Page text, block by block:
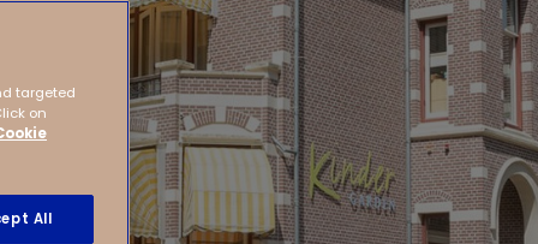
targeted
on
All